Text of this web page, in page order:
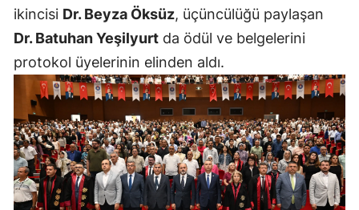
ikincisi Dr. Beyza Öksüz, üçüncülüğü paylaşan
Dr. Batuhan Yeşilyurt da ödül ve belgelerini
protokol üyelerinin elinden aldı.